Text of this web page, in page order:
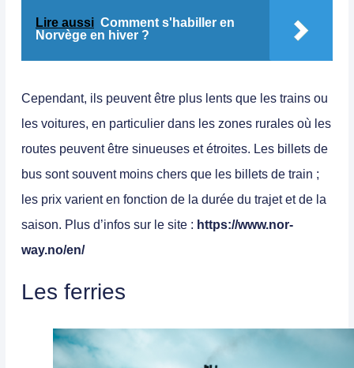
Lire aussi Comment s'habiller en
Norvège en hiver ?
Cependant, ils peuvent être plus lents que les trains ou
les voitures, en particulier dans les zones rurales où les
routes peuvent être sinueuses et étroites. Les billets de
bus sont souvent moins chers que les billets de train ;
les prix varient en fonction de la durée du trajet et de la
saison. Plus d’infos sur le site : https://www.nor-
way.no/en/
Les ferries